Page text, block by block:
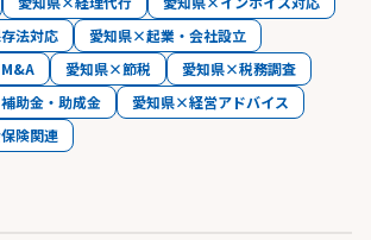
法対応
愛知県×起業・会社設立
愛知県×節税
愛知県×税務調査
助金・助成金
愛知県×経営アドバイス
険関連